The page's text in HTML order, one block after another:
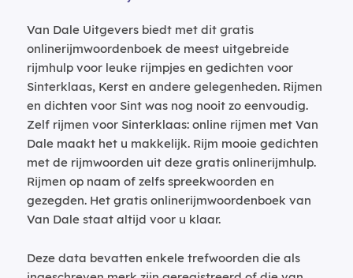
Van Dale Uitgevers biedt met dit gratis
onlinerijmwoordenboek de meest uitgebreide
rijmhulp voor leuke rijmpjes en gedichten voor
Sinterklaas, Kerst en andere gelegenheden. Rijmen
en dichten voor Sint was nog nooit zo eenvoudig.
Zelf rijmen voor Sinterklaas: online rijmen met Van
Dale maakt het u makkelijk. Rijm mooie gedichten
met de rijmwoorden uit deze gratis onlinerijmhulp.
Rijmen op naam of zelfs spreekwoorden en
gezegden. Het gratis onlinerijmwoordenboek van
Van Dale staat altijd voor u klaar.
Deze data bevatten enkele trefwoorden die als